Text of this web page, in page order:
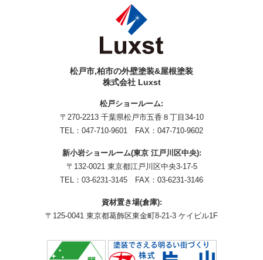
松戸市,柏市の外壁塗装&屋根塗装
株式会社 Luxst
松戸ショールーム:
〒270-2213 千葉県松戸市五香８丁目34-10
TEL： 047-710-9601 FAX：047-710-9602
新小岩ショールーム(東京 江戸川区中央):
〒132-0021 東京都江戸川区中央3-17-5
TEL： 03-6231-3145 FAX：03-6231-3146
資材置き場(倉庫):
〒125-0041 東京都葛飾区東金町8-21-3 ケイビル1F